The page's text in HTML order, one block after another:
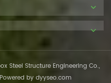
Steel Structure Engineering Co.,
by dyyseo.com